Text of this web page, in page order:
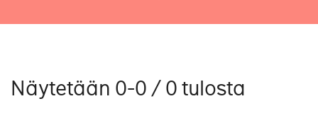
Näytetään 0-0 / 0 tulosta